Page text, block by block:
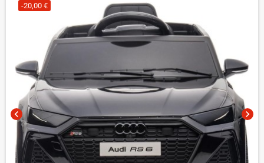
chevron_left chevron_right
-20,00 €